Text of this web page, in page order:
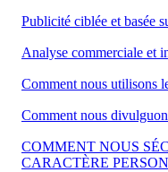
Publicité ciblée et basée
Analyse commerciale et
Comment nous utilisons
Comment nous
COMMENT NOUS
CARACTÈRE